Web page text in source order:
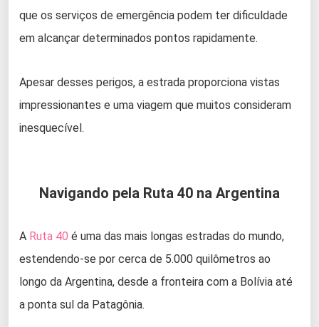
que os serviços de emergência podem ter dificuldade
em alcançar determinados pontos rapidamente.
Apesar desses perigos, a estrada proporciona vistas
impressionantes e uma viagem que muitos consideram
inesquecível.
Navigando pela Ruta 40 na Argentina
A Ruta 40 é uma das mais longas estradas do mundo,
estendendo-se por cerca de 5.000 quilômetros ao
longo da Argentina, desde a fronteira com a Bolívia até
a ponta sul da Patagônia.